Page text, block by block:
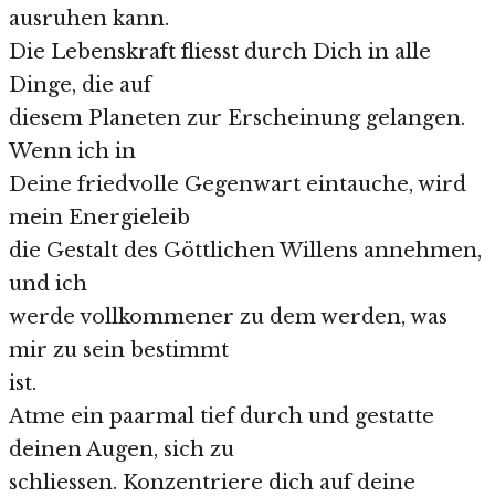
ausruhen kann.
Die Lebenskraft fliesst durch Dich in alle
Dinge, die auf
diesem Planeten zur Erscheinung gelangen.
Wenn ich in
Deine friedvolle Gegenwart eintauche, wird
mein Energieleib
die Gestalt des Göttlichen Willens annehmen,
und ich
werde vollkommener zu dem werden, was
mir zu sein bestimmt
ist.
Atme ein paarmal tief durch und gestatte
deinen Augen, sich zu
schliessen. Konzentriere dich auf deine